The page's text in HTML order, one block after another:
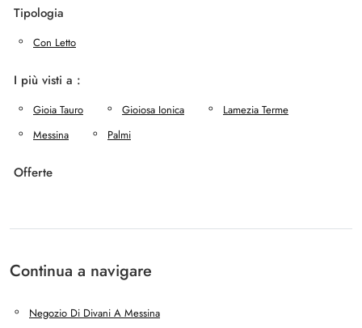
Tipologia
Con Letto
I più visti a :
Gioia Tauro Gioiosa Ionica
Lamezia Terme
Messina
Palmi
Offerte
Continua a navigare
Negozio Di Divani A Messina